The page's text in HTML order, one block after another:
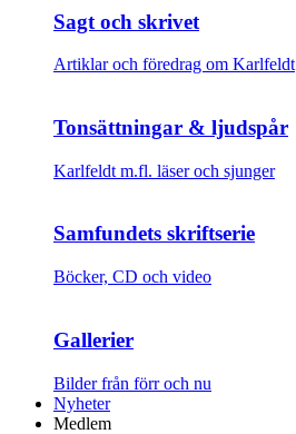
Sagt och skrivet
Artiklar och föredrag om Karlfeldt
Tonsättningar & ljudspår
Karlfeldt m.fl. läser och sjunger
Samfundets skriftserie
Böcker, CD och video
Gallerier
Bilder från förr och nu
Nyheter
Medlem